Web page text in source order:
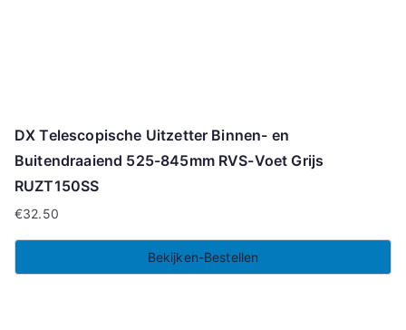
DX Telescopische Uitzetter Binnen- en
Buitendraaiend 525-845mm RVS-Voet Grijs
RUZT150SS
€32.50
Bekijken-Bestellen